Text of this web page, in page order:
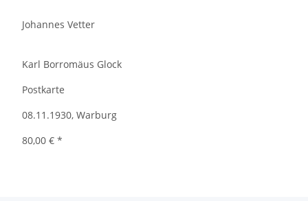
Johannes Vetter
Karl Borromäus Glock
Postkarte
08.11.1930, Warburg
80,00 € *